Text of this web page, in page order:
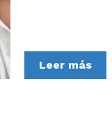
Leer más